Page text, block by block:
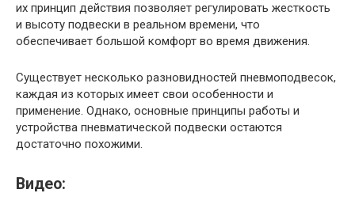
их принцип действия позволяет регулировать жесткость
и высоту подвески в реальном времени, что
обеспечивает большой комфорт во время движения.
Существует несколько разновидностей пневмоподвесок,
каждая из которых имеет свои особенности и
применение. Однако, основные принципы работы и
устройства пневматической подвески остаются
достаточно похожими.
Видео: